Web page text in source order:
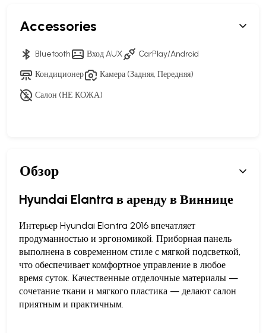
Accessories
Bluetooth Вход AUX CarPlay/Android
Кондиционер Камера (Задняя, Передняя)
Салон (НЕ КОЖА)
Обзор
Hyundai Elantra в аренду в Виннице
Интерьер Hyundai Elantra 2016 впечатляет
продуманностью и эргономикой. Приборная панель
выполнена в современном стиле с мягкой подсветкой,
что обеспечивает комфортное управление в любое
время суток. Качественные отделочные материалы —
сочетание ткани и мягкого пластика — делают салон
приятным и практичным.